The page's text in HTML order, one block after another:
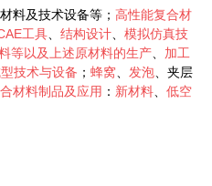
料及技术设备等； 高性能复合材
工具 结构设计
模拟仿真技
等以及上述原材料的生产
加工
技术与设备 ； 蜂窝 发泡 、夹层
材料制品及应用 ： 新材料
低空